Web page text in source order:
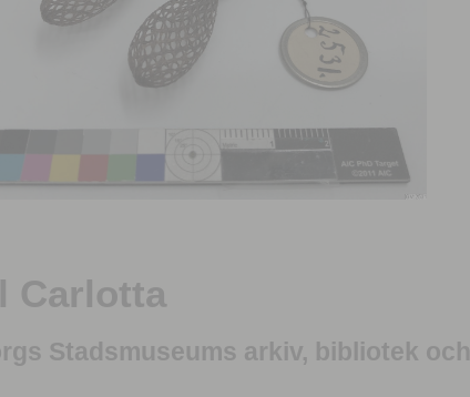
Carlotta
Stadsmuseums arkiv, bibliotek och